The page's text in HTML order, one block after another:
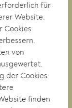
für
Website.
Cookies
von
der Cookies
finden